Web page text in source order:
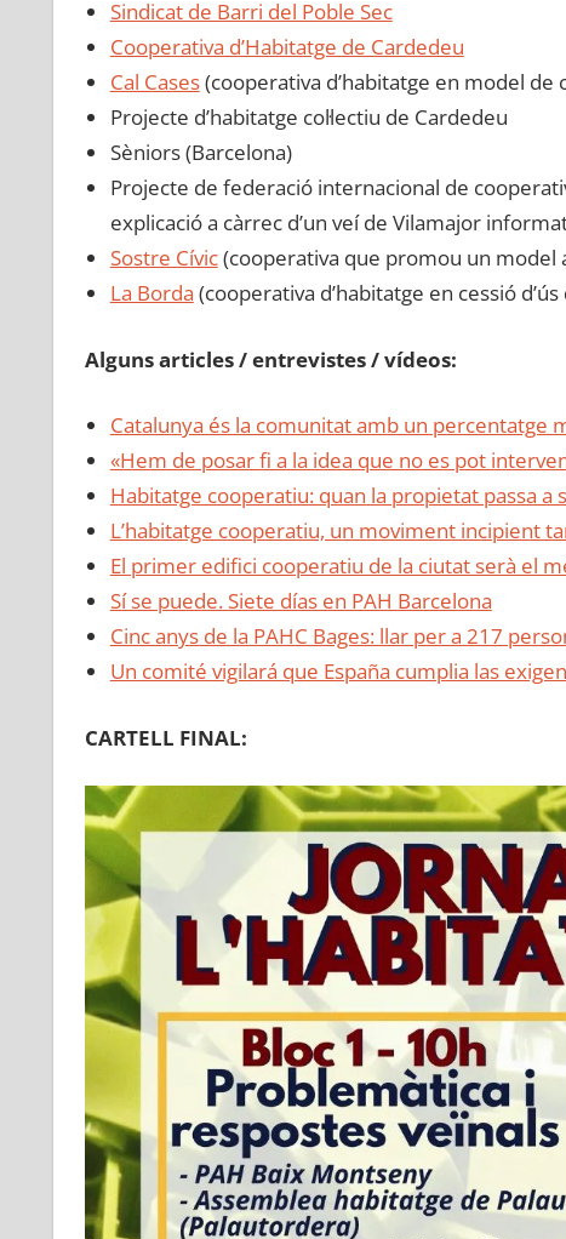
Sindicat de Barri del Poble Sec
Cooperativa d’Habitatge de Cardedeu
Cal Cases(cooperativa d’habitatge en model de
Projecte d’habitatge col·lectiu de Cardedeu
Sèniors (Barcelona)
Projecte de federació internacional de
explicació a càrrec d’un veí de Vilamajor
Sostre Cívic(cooperativa que promou un model
La Borda (cooperativa d’habitatge en cessió d’ús
Alguns articles / entrevistes / vídeos:
Catalunya és la comunitat amb un percentatge
«Hem de posar fi a la idea que no es pot
Habitatge cooperatiu: quan la propietat passa a
L’habitatge cooperatiu, un moviment incipient
El primer edifici cooperatiu de la ciutat serà el
Sí se puede. Siete días en PAH Barcelona
Cinc anys de la PAHC Bages: llar per a 217
Un comité vigilará que España cumplia las
CARTELL FINAL: